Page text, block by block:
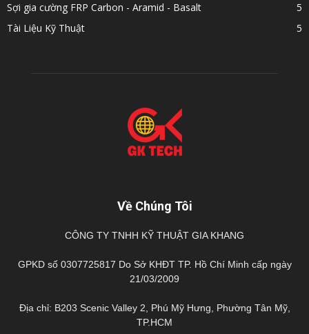
Sợi gia cường FRP Carbon - Aramid - Basalt
5
Tài Liệu Kỹ Thuật
5
Về Chúng Tôi
CÔNG TY TNHH KỸ THUẬT GIA KHANG
GPKD số 0307725817 Do Sở KHĐT TP. Hồ Chí Minh cấp ngày
21/03/2009
Địa chỉ: B203 Scenic Valley 2, Phú Mỹ Hưng, Phường Tân Mỹ,
TP.HCM